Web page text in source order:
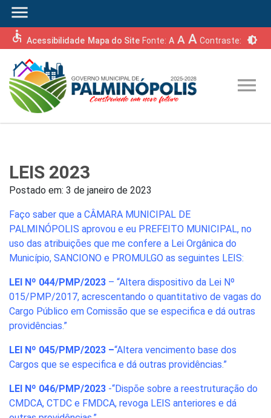
menu
accessible Acessibilidade Mapa do Site Fonte: A A A Contraste: brightness_6
menu
LEIS 2023
Postado em: 3 de janeiro de 2023
Faço saber que a CÂMARA MUNICIPAL DE
PALMINÓPOLIS aprovou e eu PREFEITO MUNICIPAL, no
uso das atribuições que me confere a Lei Orgânica do
Município, SANCIONO e PROMULGO as seguintes LEIS:
LEI Nº 044/PMP/2023 – “Altera dispositivo da Lei Nº
015/PMP/2017, acrescentando o quantitativo de vagas do
Cargo Público em Comissão que se especifica e dá outras
providências.”
LEI Nº 045/PMP/2023 –“Altera vencimento base dos
Cargos que se especifica e dá outras providências.”
LEI Nº 046/PMP/2023 -“Dispõe sobre a reestruturação do
CMDCA, CTDC e FMDCA, revoga LEIS anteriores e dá